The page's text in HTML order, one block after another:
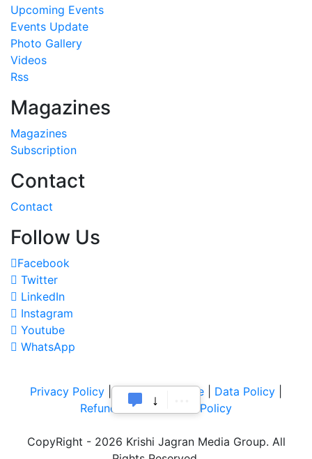
Upcoming Events
Events Update
Photo Gallery
Videos
Rss
Magazines
Magazines
Subscription
Contact
Contact
Follow Us
Facebook
Twitter
LinkedIn
Instagram
Youtube
WhatsApp
Privacy Policy |Terms of Service Data Policy
Refund & Cancellation Policy
CopyRight - 2026 Krishi Jagran Media Group. All